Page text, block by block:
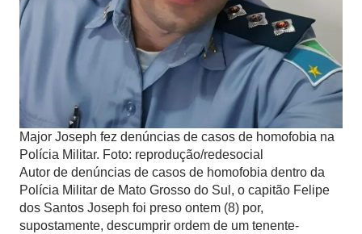
Major Joseph fez denúncias de casos de homofobia na
Polícia Militar. Foto: reprodução/redesocial
Autor de denúncias de casos de homofobia dentro da
Polícia Militar de Mato Grosso do Sul, o capitão Felipe
dos Santos Joseph foi preso ontem (8) por,
supostamente, descumprir ordem de um tenente-